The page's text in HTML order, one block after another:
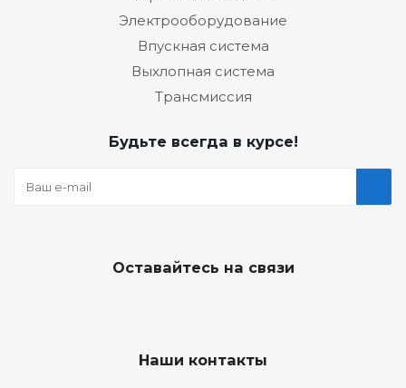
Электрооборудование
Впускная система
Выхлопная система
Трансмиссия
Будьте всегда в курсе!
Оставайтесь на связи
Наши контакты